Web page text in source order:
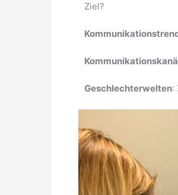
Ziel?
Geschlechterwelten: